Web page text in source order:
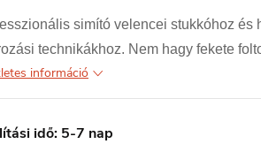
simító velencei stukkóhoz és
technikákhoz. Nem hagy fekete
információ
idő: 5-7 nap